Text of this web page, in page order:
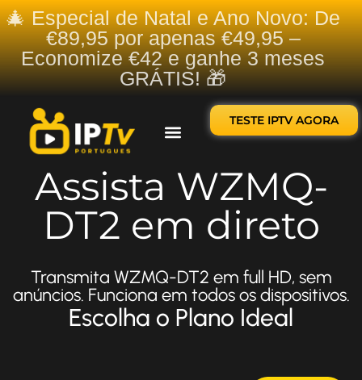
🎄 Especial de Natal e Ano Novo: De
€89,95 por apenas €49,95 –
Economize €42 e ganhe 3 meses
GRÁTIS! 🎁
TESTE IPTV AGORA
Assista WZMQ-
DT2 em direto
Transmita WZMQ-DT2 em full HD, sem
anúncios. Funciona em todos os dispositivos.
Escolha o Plano Ideal